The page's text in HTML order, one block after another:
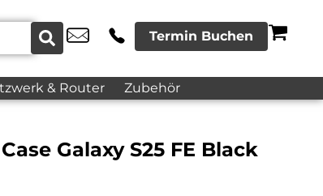
Termin Buchen
& Router Zubehör
Galaxy S25 FE Black